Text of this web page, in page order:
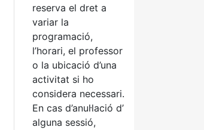
reserva el dret a
variar la
programació,
l’horari, el professor
o la ubicació d’una
activitat si ho
considera necessari.
En cas d’anul·lació d’
alguna sessió,